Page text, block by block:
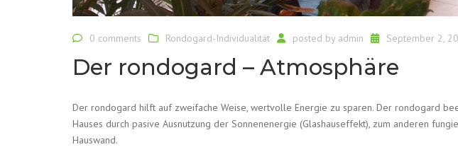
0 comments Rondogard-Individualität posted by admin September 2,
Der rondogard – Atmosphäre
Der rondogard hilft auf zweifache Weise, wertvolle Energie zu sparen. Der rondogard
Hauses durch pasive Ausnutzung der Sonnenenergie (Glashauseffekt), zum anderen
Hauswand.